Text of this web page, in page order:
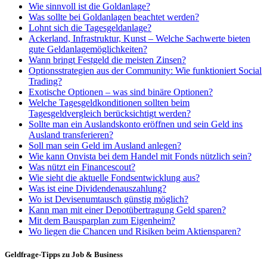
Wie sinnvoll ist die Goldanlage?
Was sollte bei Goldanlagen beachtet werden?
Lohnt sich die Tagesgeldanlage?
Ackerland, Infrastruktur, Kunst – Welche Sachwerte bieten
gute Geldanlagemöglichkeiten?
Wann bringt Festgeld die meisten Zinsen?
Optionsstrategien aus der Community: Wie funktioniert Social
Trading?
Exotische Optionen – was sind binäre Optionen?
Welche Tagesgeldkonditionen sollten beim
Tagesgeldvergleich berücksichtigt werden?
Sollte man ein Auslandskonto eröffnen und sein Geld ins
Ausland transferieren?
Soll man sein Geld im Ausland anlegen?
Wie kann Onvista bei dem Handel mit Fonds nützlich sein?
Was nützt ein Financescout?
Wie sieht die aktuelle Fondsentwicklung aus?
Was ist eine Dividendenauszahlung?
Wo ist Devisenumtausch günstig möglich?
Kann man mit einer Depotübertragung Geld sparen?
Mit dem Bausparplan zum Eigenheim?
Wo liegen die Chancen und Risiken beim Aktiensparen?
Geldfrage-Tipps zu Job & Business